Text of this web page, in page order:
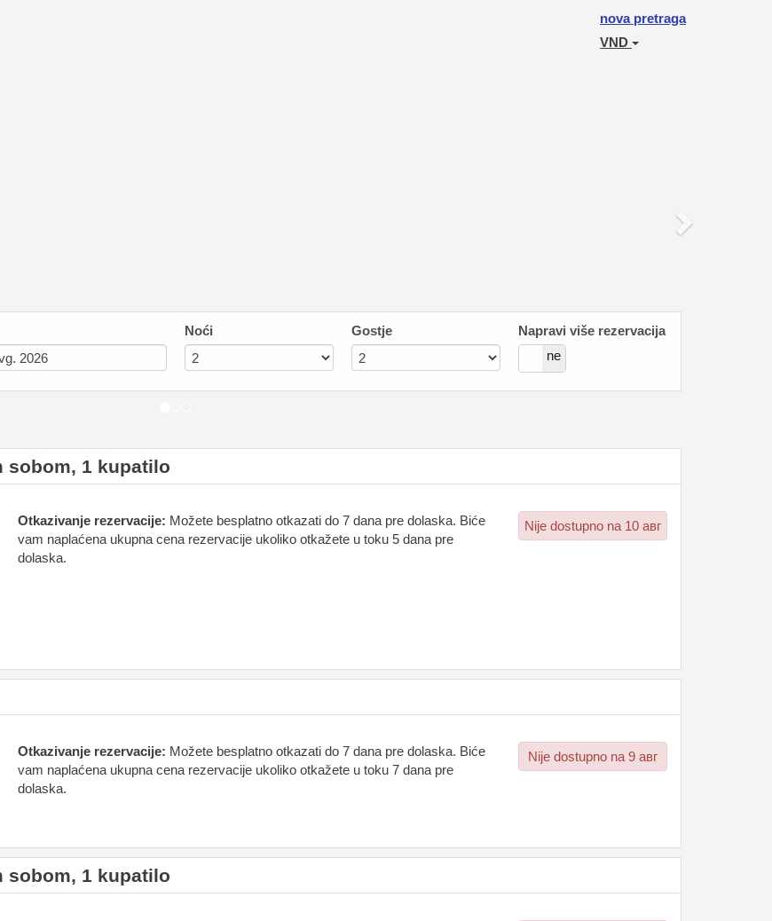
nova pretraga
VND
Next
Noći Gostje
Napravi više rezervacija
ne
sobom, 1 kupatilo
Otkazivanje rezervacije: Možete besplatno otkazati do 7 dana pre dolaska. Biće
vam naplaćena ukupna cena rezervacije ukoliko otkažete u toku 5 dana pre
dolaska.
Nije dostupno na 10 авг
Otkazivanje rezervacije: Možete besplatno otkazati do 7 dana pre dolaska. Biće
vam naplaćena ukupna cena rezervacije ukoliko otkažete u toku 7 dana pre
dolaska.
Nije dostupno na 9 авг
sobom, 1 kupatilo